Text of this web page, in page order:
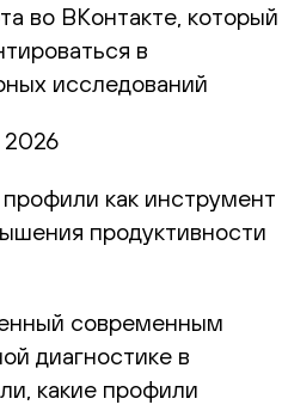
во ВКонтакте, который
в
исследований
2026
как инструмент
продуктивности
современным
диагностике в
какие профили